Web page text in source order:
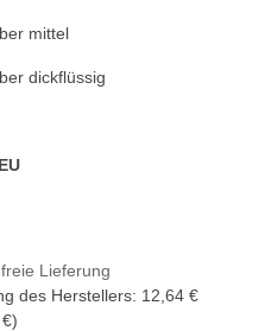
mittel
dickflüssig
Lieferung
des Herstellers: 12,64 €
)